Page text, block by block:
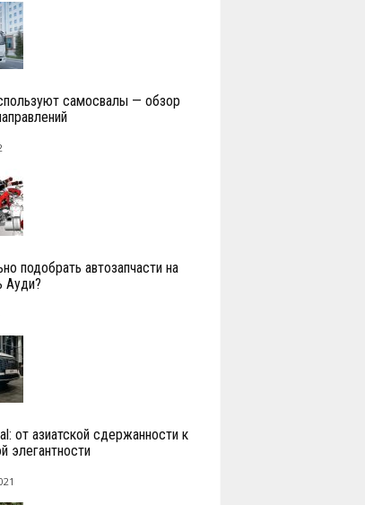
самосвалы — обзор
подобрать автозапчасти на
Ауди?
от азиатской сдержанности к
элегантности